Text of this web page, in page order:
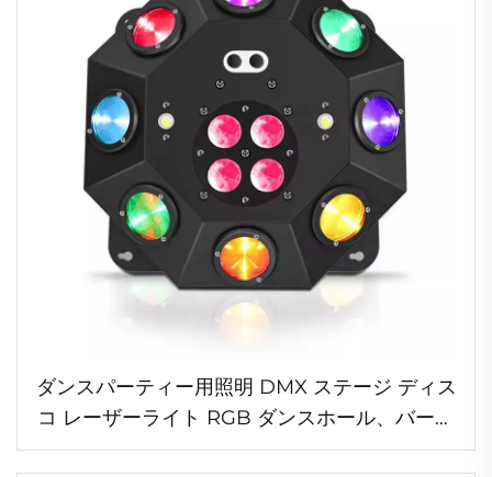
ダンスパーティー用照明 DMX ステージ ディス
コ レーザーライト RGB ダンスホール、バー、
KTV、ナイトクラブ、結婚式、家庭用